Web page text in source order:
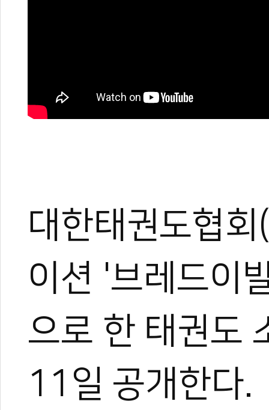
대한태권도협
이션 '브레드이
으로 한 태권도
11일 공개한다.